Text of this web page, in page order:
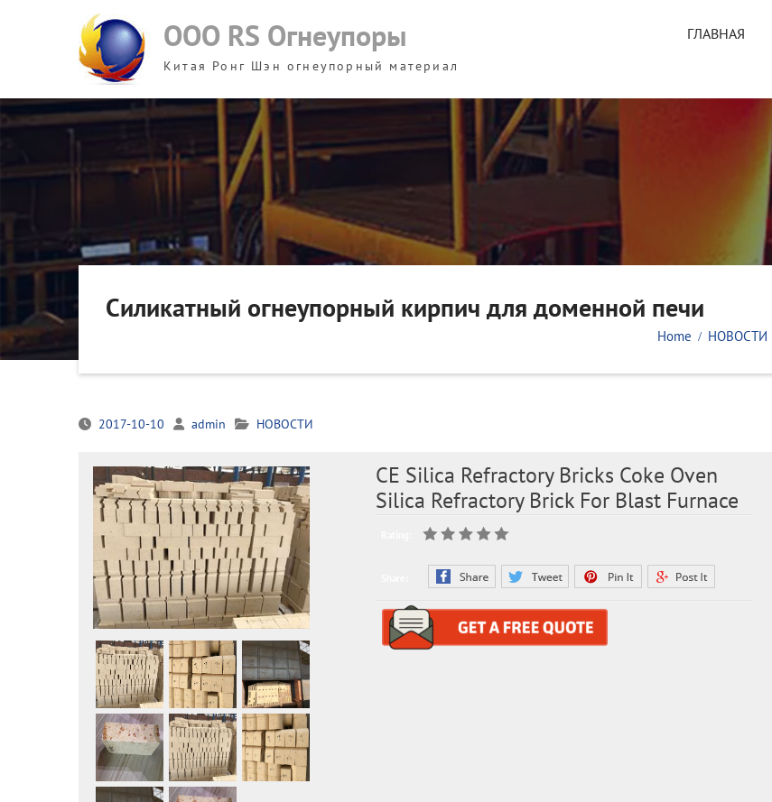
ООО RS Огнеупоры
Китая Ронг Шэн огнеупорный материал
ГЛАВНАЯ
Силикатный огнеупорный кирпич для доменной печи
Home НОВОСТИ
2017-10-10 admin НОВОСТИ
CE Silica Refractory Bricks Coke Oven
Silica Refractory Brick For Blast Furnace